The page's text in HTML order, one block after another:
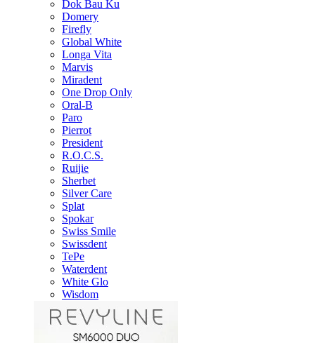
Dok Bau Ku
Domery
Firefly
Global White
Longa Vita
Marvis
Miradent
One Drop Only
Oral-B
Paro
Pierrot
President
R.O.C.S.
Ruijie
Sherbet
Silver Care
Splat
Spokar
Swiss Smile
Swissdent
TePe
Waterdent
White Glo
Wisdom